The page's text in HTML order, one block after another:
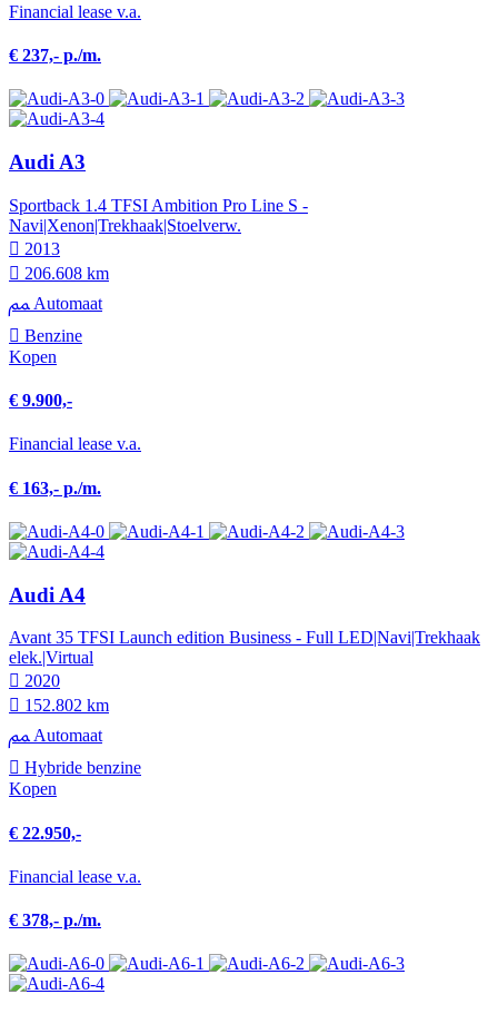
Financial lease v.a.
€ 237,- p./m.
Audi A3
Sportback 1.4 TFSI Ambition Pro Line S -
Navi|Xenon|Trekhaak|Stoelverw.
2013
206.608 km
Automaat
Benzine
Kopen
€ 9.900,-
Financial lease v.a.
€ 163,- p./m.
Audi A4
Avant 35 TFSI Launch edition Business - Full LED|Navi|Trekhaak
elek.|Virtual
2020
152.802 km
Automaat
Hybride benzine
Kopen
€ 22.950,-
Financial lease v.a.
€ 378,- p./m.